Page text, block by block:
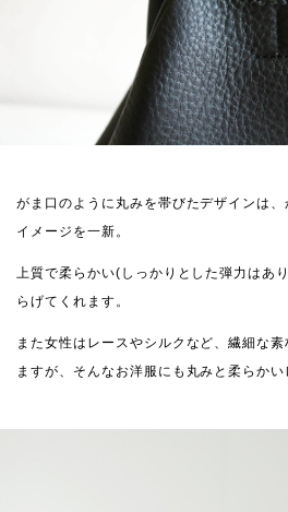
がま口のように丸みを帯びたデザインは
イメージを一新。
上質で柔らかい(しっかりとした弾力はあ
らげてくれます。
また女性はレースやシルクなど、繊細な
ますが、そんなお洋服にも丸みと柔らかい